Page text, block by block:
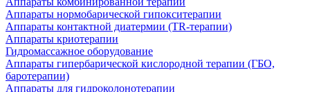
Аппараты нормобарической гипокситерапии
Аппараты контактной диатермии (TR-терапии)
Аппараты криотерапии
Гидромассажное оборудование
Аппараты гипербарической кислородной терапии (ГБО,
баротерапии)
Аппараты для гидроколонотерапии